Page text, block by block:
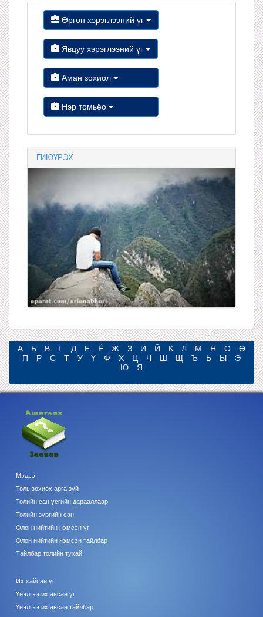
Өргөн хэрэглээний үг
Явцуу хэрэглээний үг
Аман зохиол
Нэр томьёо
ГИЮҮРЭХ
А Б В Г Д Е Ё Ж З И Й К Л М Н О
Ө
П
Р С Т У Ү Ф Х Ц Ч Ш Щ Ъ Ь Ы
Э
Ю
Я
Мэдээ
Толь зохиох арга зүй
Толийн сан үсгийн дарааллаар
Толийн зургийн сан
Олон нийтийн нэмсэн үг
Олон нийтийн нэмсэн тайлбар
Тайлбар толийн тухай
Их хайсан үг
Үнэлгээ их авсан үг
Үнэлгээ их авсан тайлбар